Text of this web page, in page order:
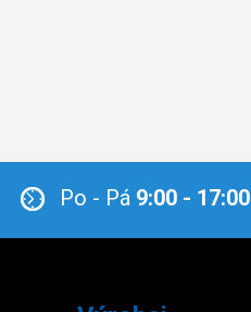
Po - Pá 9:00 - 17:00